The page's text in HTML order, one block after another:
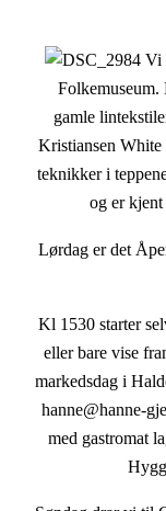
Vi
gamle
Kristiansen White
teknikker i
og er
Lørdag er det
Kl 1530 starter
eller bare vise
markedsdag i
hanne@hanne-
med gastromat